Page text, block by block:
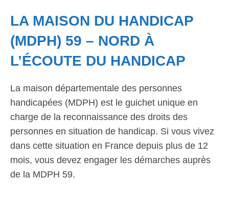
LA MAISON DU HANDICAP
(MDPH) 59 – NORD À
L’ÉCOUTE DU HANDICAP
La maison départementale des personnes
handicapées (MDPH) est le guichet unique en
charge de la reconnaissance des droits des
personnes en situation de handicap. Si vous vivez
dans cette situation en France depuis plus de 12
mois, vous devez engager les démarches auprès
de la MDPH 59.